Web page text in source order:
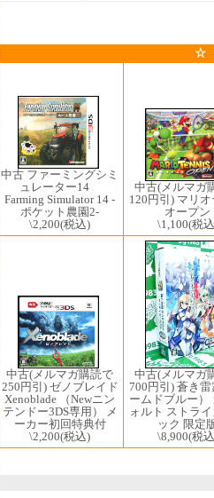
☆
中古 ファーミングシミ
ュレーター14
Farming Simulator 14 -
ポケット農園2-
\2,200(税込)
中古(メルマガ
120円引) マリ
オープン
\1,100(税
中古(メルマガ購読で
250円引) ゼノブレイド
Xenoblade （Newニン
テンドー3DS専用） メ
ーカー初回特典付
\2,200(税込)
中古(メルマガ
700円引) 蒼き
ームドブルー）
ォルト ストラ
ック 限定
\8,900(税